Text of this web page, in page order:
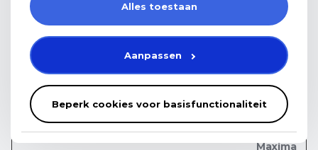
Alles toestaan
Aanpassen
Beperk cookies voor basisfunctionaliteit
Niet geclassificeerd (1)
Niet-geclassificeerde cookies zijn cookies die we n
og aan het classificeren zijn, samen met de aanbie
ders van afzonderlijke cookies.
Maxima